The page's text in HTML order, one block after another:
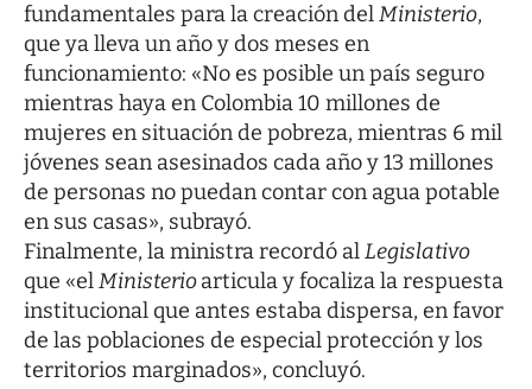
fundamentales para la creación delMinisterio,
que ya lleva un año y dos meses en
funcionamiento: «No es posible un país seguro
mientras haya en Colombia 10 millones de
mujeres en situación de pobreza, mientras 6 mil
jóvenes sean asesinados cada año y 13 millones
de personas no puedan contar con agua potable
en sus casas», subrayó.
Finalmente, la ministra recordó alLegislativo
que «elMinisterioarticula y focaliza la respuesta
institucional que antes estaba dispersa, en favor
de las poblaciones de especial protección y los
territorios marginados», concluyó.